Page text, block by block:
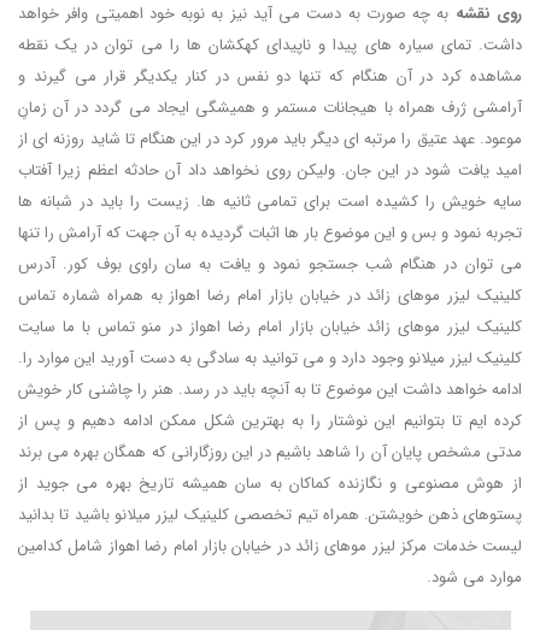
روی نقشه به چه صورت به دست می آید نیز به نوبه خود اهمیتی وافر خواهد
داشت. تمای سیاره های پیدا و ناپیدای کهکشان ها را می توان در یک نقطه
مشاهده کرد در آن هنگام که تنها دو نفس در کنار یکدیگر قرار می گیرند و
آرامشی ژرف همراه با هیجانات مستمر و همیشگی ایجاد می گردد در آن زمانِ
موعود. عهد عتیق را مرتبه ای دیگر باید مرور کرد در این هنگام تا شاید روزنه ای از
امید یافت شود در این جان. ولیکن روی نخواهد داد آن حادثه اعظم زیرا آفتاب
سایه خویش را کشیده است برای تمامی ثانیه ها. زیست را باید در شبانه ها
تجربه نمود و بس و این موضوع بار ها اثبات گردیده به آن جهت که آرامش را تنها
می توان در هنگام شب جستجو نمود و یافت به سان راوی بوف کور. آدرس
کلینیک لیزر موهای زائد در خیابان بازار امام رضا اهواز به همراه شماره تماس
کلینیک لیزر موهای زائد خیابان بازار امام رضا اهواز در منو تماس با ما سایت
کلینیک لیزر میلانو وجود دارد و می توانید به سادگی به دست آورید این موارد را.
ادامه خواهد داشت این موضوع تا به آنچه باید در رسد. هنر را چاشنی کار خویش
کرده ایم تا بتوانیم این نوشتار را به بهترین شکل ممکن ادامه دهیم و پس از
مدتی مشخص پایان آن را شاهد باشیم در این روزگارانی که همگان بهره می برند
از هوش مصنوعی و نگازنده کماکان به سان همیشه تاریخ بهره می جوید از
پستوهای ذهن خویشتن. همراه تیم تخصصی کلینیک لیزر میلانو باشید تا بدانید
لیست خدمات مرکز لیزر موهای زائد در خیابان بازار امام رضا اهواز شامل کدامین
موارد می شود.